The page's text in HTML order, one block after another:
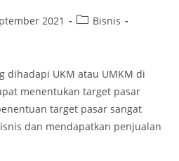
2021
Bisnis
dihadapi UKM atau UMKM di
menentukan target pasar
target pasar sangat
dan mendapatkan penjualan